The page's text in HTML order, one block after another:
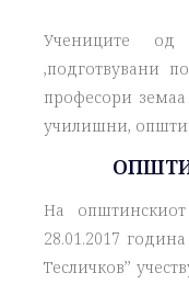
Учениците
,подготвувани
професори
училишни,
На
28.01.2017
Тесличков’’